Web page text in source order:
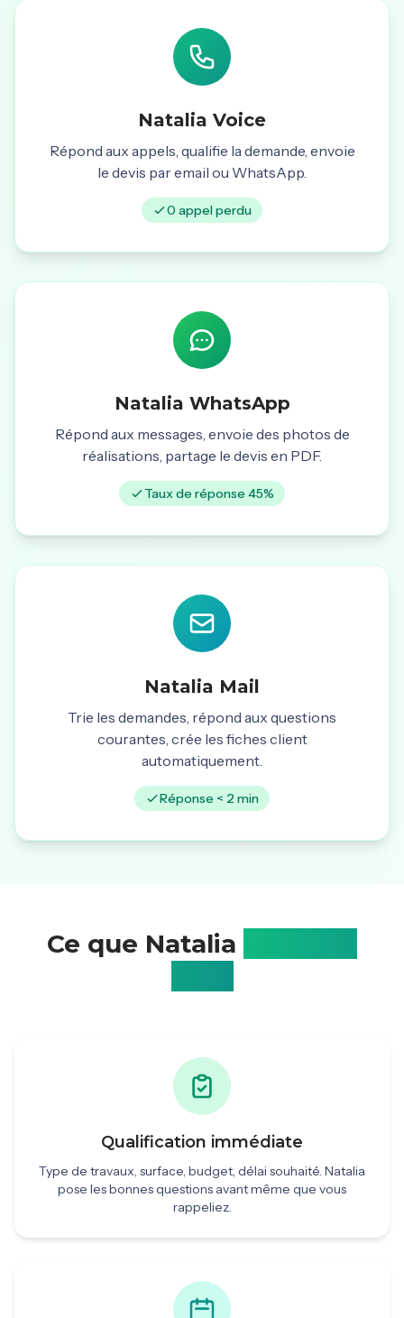
Natalia Voice
Répond aux appels, qualifie la demande, envoie
le devis par email ou WhatsApp.
0 appel perdu
Natalia WhatsApp
Répond aux messages, envoie des photos de
réalisations, partage le devis en PDF.
Taux de réponse 45%
Natalia Mail
Trie les demandes, répond aux questions
courantes, crée les fiches client
automatiquement.
Réponse < 2 min
Ce que Natalia
Qualification immédiate
Type de travaux, surface, budget, délai souhaité. Natalia
pose les bonnes questions avant même que vous
rappeliez.